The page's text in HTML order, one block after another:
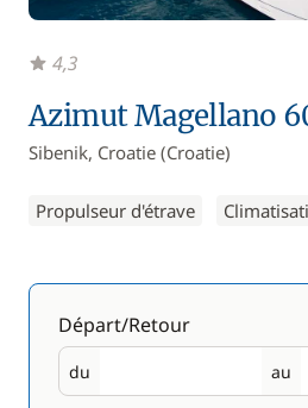
Azimut Magellano
Sibenik, Croatie (Croatie)
Propulseur d'étrave
4,3
Départ/Retour
du
Départ au
Retour